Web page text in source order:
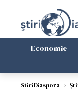
Economie
StiriDiaspora ›